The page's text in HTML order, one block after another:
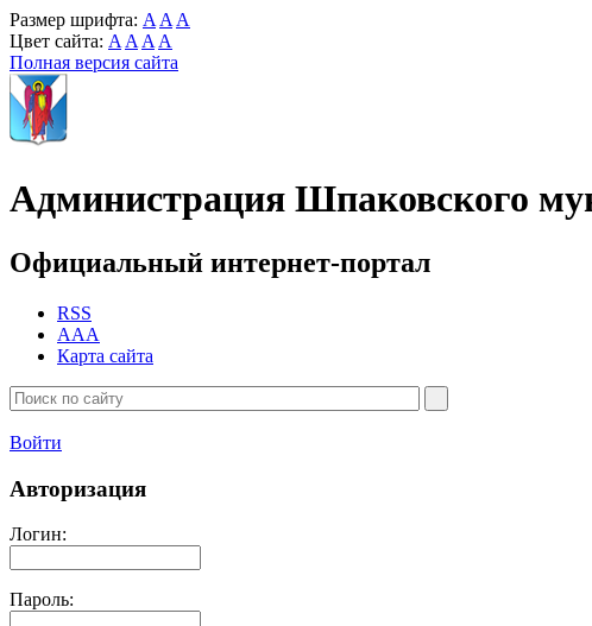
Размер шрифта: A A A
Цвет сайта: A A A A
Полная версия сайта
Администрация Шпаковского
Официальный интернет-портал
RSS
AAA
Карта сайта
Войти
Авторизация
Логин:
Пароль: